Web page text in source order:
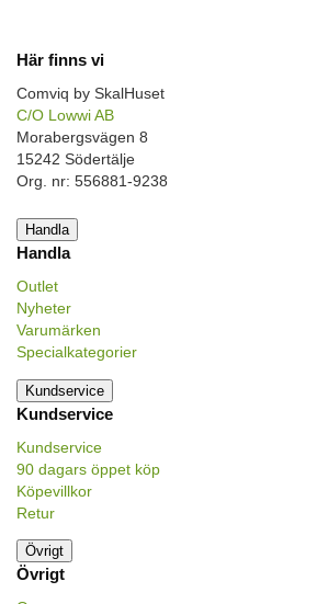
Här finns vi
Comviq by SkalHuset
C/O Lowwi AB
Morabergsvägen 8
15242 Södertälje
Org. nr: 556881-9238
Handla
Handla
Outlet
Nyheter
Varumärken
Specialkategorier
Kundservice
Kundservice
Kundservice
90 dagars öppet köp
Köpevillkor
Retur
Övrigt
Övrigt